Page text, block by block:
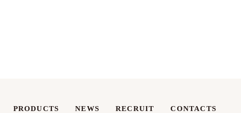
PRODUCTS NEWS RECRUIT CONTACTS